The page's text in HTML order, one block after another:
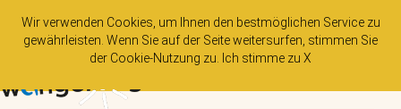
Wir verwenden Cookies, um Ihnen den bestmöglichen Service zu
gewährleisten. Wenn Sie auf der Seite weitersurfen, stimmen Sie
der Cookie-Nutzung zu. Ich stimme zu X